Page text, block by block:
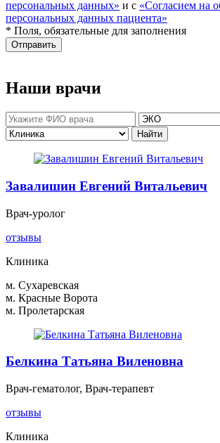
персональных данных» и с «Согласием на
персональных данных пациента»
* Поля, обязательные для заполнения
Отправить
Наши врачи
Завалишин Евгений Витальевич
Врач-уролог
отзывы
Клиника
м. Сухаревская
м. Красные Ворота
м. Пролетарская
Белкина Татьяна Виленовна
Врач-гематолог, Врач-терапевт
отзывы
Клиника